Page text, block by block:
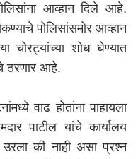
आव्हान दिले आहे.
पोलिसांसमोर आव्हान
शोध घेण्यात
ठरणार आहे.
वाढ होतांना पाहायला
पाटील यांचे कार्यालय
उरला की नाही असा प्रश्न